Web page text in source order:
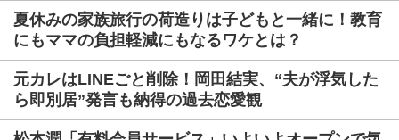
夏休みの家族旅行の荷造りは子どもと一緒に！教育
にもママの負担軽減にもなるワケとは？
元カレはLINEごと削除！岡田結実、“夫が浮気した
ら即別居”発言も納得の過去恋愛観